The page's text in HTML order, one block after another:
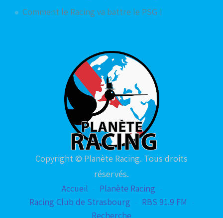
Comment le Racing va battre le PSG !
Copyright © Planète Racing. Tous droits
réservés.
Accueil
Planète Racing
Racing Club de Strasbourg
RBS 91.9 FM
Recherche